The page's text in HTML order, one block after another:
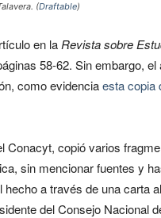
(Draftable)
en la Revista sobre
58-62. Sin embargo,
como evidenciaesta copia
Conacyt, copió varios
sin mencionar fuentes y
a través de una carta
del Consejo Nacional